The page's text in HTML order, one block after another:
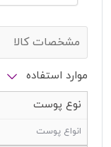
مشخصات کالا
موارد استفاده
نوع پوست
انواع پوست